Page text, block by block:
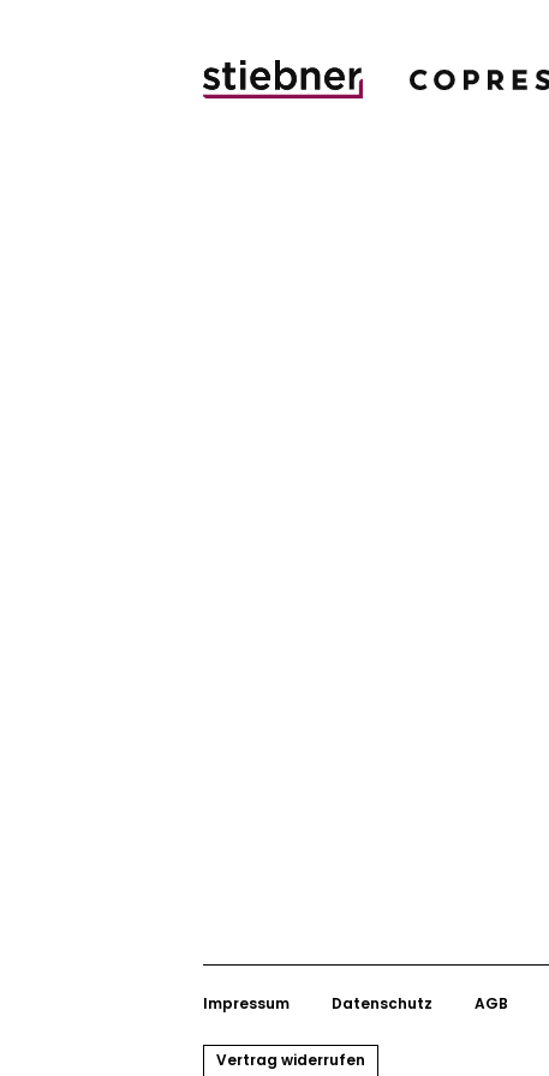
Impressum Datenschutz AGB
Vertrag widerrufen